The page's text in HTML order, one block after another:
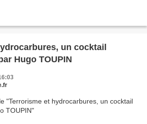
un cocktail
Hugo TOUPIN